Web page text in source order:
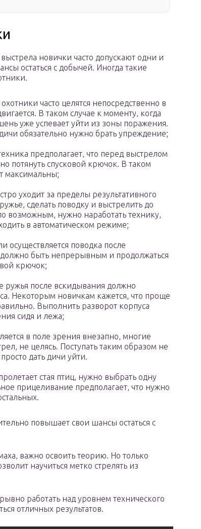
новички часто допускают одни и
остаться с добычей. Иногда такие
часто целятся непосредственно в
В таком случае к моменту, когда
уже успевает уйти из зоны поражения.
обязательно нужно брать упреждение;
предполагает, что перед выстрелом
потянуть спусковой крючок. В таком
максимальны;
уходит за пределы результативного
сделать поводку и выстрелить до
возможным, нужно наработать технику,
в автоматическом режиме;
осуществляется поводка после
быть непрерывным и продолжаться
крючок;
после вскидывания должно
Некоторым новичкам кажется, что проще
Выполнить разворот корпуса
сидя и лежа;
в поле зрения внезапно, многие
не целясь. Поступать таким образом не
дать дичи уйти.
стая птиц, нужно выбрать одну
прицеливание предполагает, что нужно
повышает свои шансы остаться с
важно освоить теорию. Но только
научиться метко стрелять из
работать над уровнем технического
отличных результатов.